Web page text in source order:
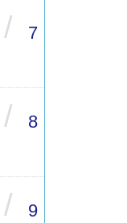
/ 7
/ 8
/ 9